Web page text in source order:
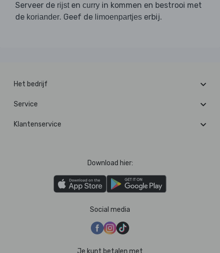
Serveer de rijsten curry in kommen en bestrooi met
de koriander. Geef de limoenpartjes erbij.
Het bedrijf
Service
Klantenservice
Download hier:
Social media